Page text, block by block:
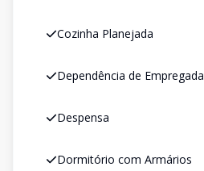
Cozinha Planejada
Dependência de Empregada
Despensa
Dormitório com Armários